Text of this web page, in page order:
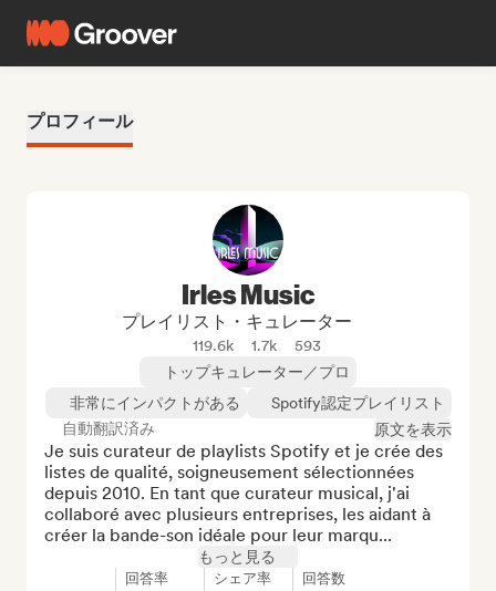
プロフィール
Irles Music
プレイリスト・キュレーター
119.6k 1.7k
593
トップキュレーター／プロ
非常にインパクトがある
Spotify認定プレイリスト
自動翻訳済み
原文を表示
Je suis curateur de playlists Spotify et je crée des
listes de qualité, soigneusement sélectionnées
depuis 2010. En tant que curateur musical, j'ai
collaboré avec plusieurs entreprises, les aidant à
créer la bande-son idéale pour leur marqu...
もっと見る
回答率 シェア率 回答数